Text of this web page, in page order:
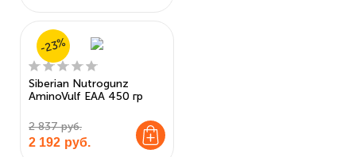
Siberian Nutrogunz
AminoVulf EAA 450 гр
2 837 руб.
2 192 руб.
-23%